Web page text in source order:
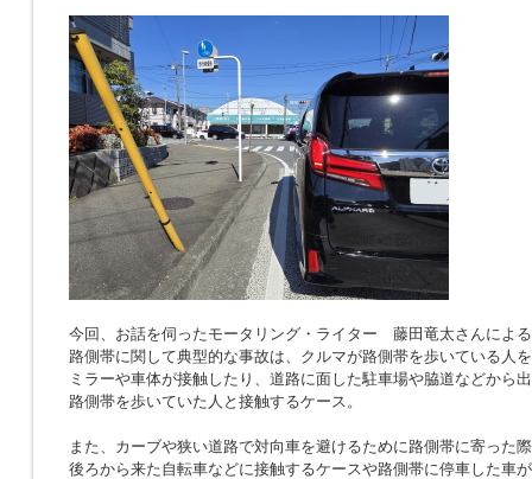
今回、お話を伺ったモータリング・ライター 藤田竜太さんによ
路側帯に関して典型的な事故は、クルマが路側帯を歩いている人
ミラーや車体が接触したり、道路に面した駐車場や脇道などから
路側帯を歩いていた人と接触するケース。
また、カーブや狭い道路で対向車を避けるために路側帯に寄った
後ろから来た自転車などに接触するケースや路側帯に停車した車